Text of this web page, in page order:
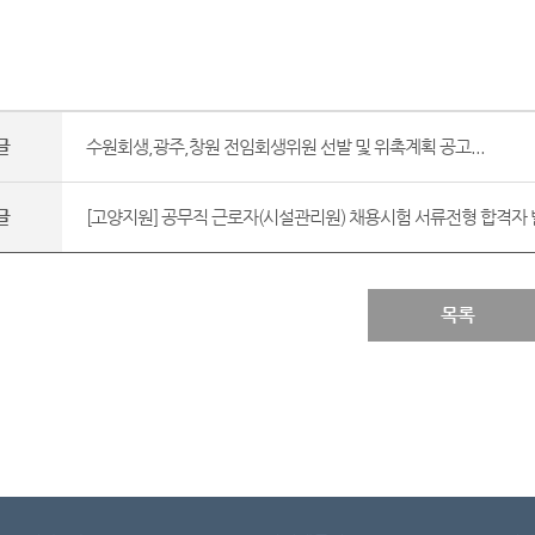
수원회생,광주,창원 전임회생위원 선발 및 위촉계획 공고...
[고양지원] 공무직 근로자(시설관리원) 채용시험 서류전형 합격자
목록